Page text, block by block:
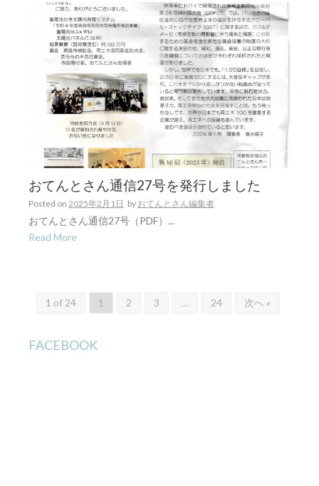
おてんとさん通信27号を発行しました
Posted on 2025年2月1日 by おてんとさん編集者
おてんとさん通信27号（PDF）...
Read More
1 of 24 1 2 3 … 24 次へ »
FACEBOOK